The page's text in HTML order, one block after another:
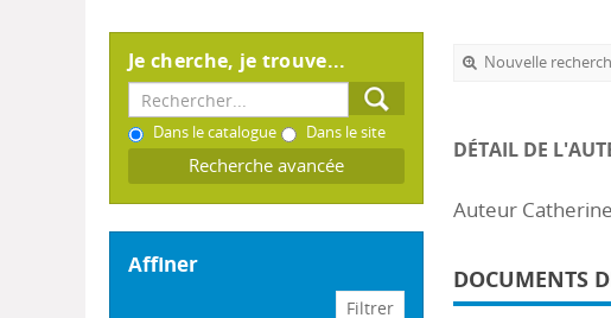
Je cherche, je trouve...
Dans le catalogue Dans le site
Recherche avancée
affiner
Nouvelle
DÉTAIL DE
Auteur
DOCUMENTS